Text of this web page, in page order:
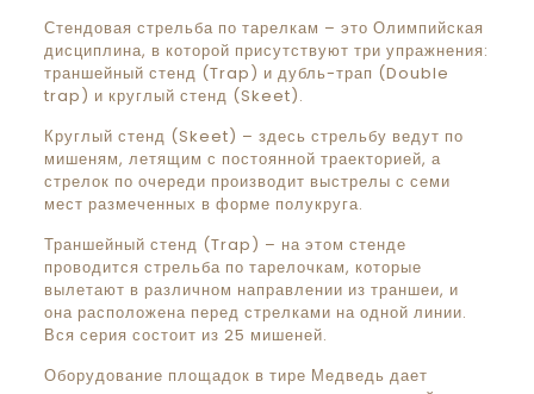
Стендовая стрельба по тарелкам – это Олимпийская
дисциплина, в которой присутствуют три упражнения:
траншейный стенд (Trap) и дубль-трап (Double
trap) и круглый стенд (Skeet).
Круглый стенд (Skeet) – здесь стрельбу ведут по
мишеням, летящим с постоянной траекторией, а
стрелок по очереди производит выстрелы с семи
мест размеченных в форме полукруга.
Траншейный стенд (Trap) – на этом стенде
проводится стрельба по тарелочкам, которые
вылетают в различном направлении из траншеи, и
она расположена перед стрелками на одной линии.
Вся серия состоит из 25 мишеней.
Оборудование площадок в тире Медведь дает